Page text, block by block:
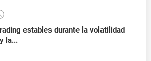
estables durante la volatilidad
la...